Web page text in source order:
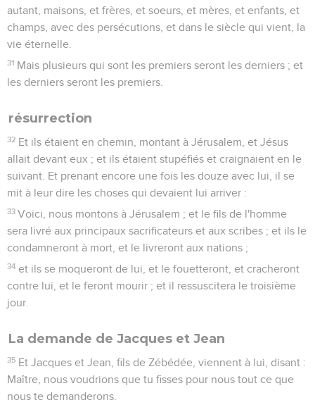
autant, maisons, et frères, et soeurs, et mères, et enfants, et
champs, avec des persécutions, et dans le siècle qui vient, la
vie éternelle.
31 Mais plusieurs qui sont les premiers seront les derniers ; et
les derniers seront les premiers.
résurrection
32 Et ils étaient en chemin, montant à Jérusalem, et Jésus
allait devant eux ; et ils étaient stupéfiés et craignaient en le
suivant. Et prenant encore une fois les douze avec lui, il se
mit à leur dire les choses qui devaient lui arriver :
33 Voici, nous montons à Jérusalem ; et le fils de l'homme
sera livré aux principaux sacrificateurs et aux scribes ; et ils le
condamneront à mort, et le livreront aux nations ;
34 et ils se moqueront de lui, et le fouetteront, et cracheront
contre lui, et le feront mourir ; et il ressuscitera le troisième
jour.
La demande de Jacques et Jean
35 Et Jacques et Jean, fils de Zébédée, viennent à lui, disant :
Maître, nous voudrions que tu fisses pour nous tout ce que
nous te demanderons.